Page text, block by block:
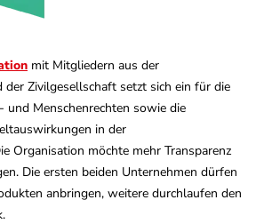
mit Mitgliedern aus der
der Zivilgesellschaft setzt sich ein für die
und Menschenrechten sowie die
in der
Organisation möchte mehr Transparenz
Die ersten beiden Unternehmen dürfen
anbringen, weitere durchlaufen den